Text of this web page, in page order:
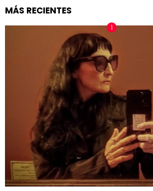
MÁS RECIENTES